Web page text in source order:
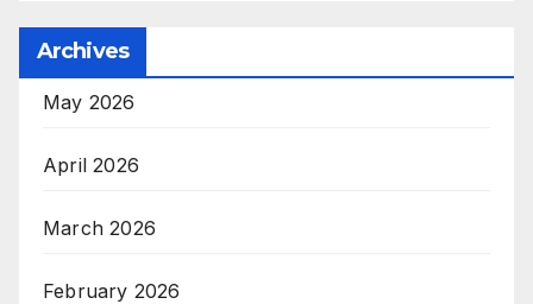
Archives
May 2026
April 2026
March 2026
February 2026